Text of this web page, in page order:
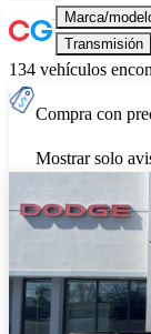
Marca/
Transmisión
134 vehículos
Compra con
Mostrar solo